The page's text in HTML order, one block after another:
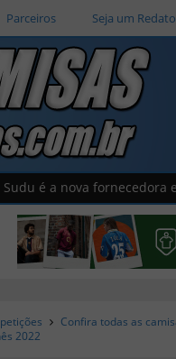
Parceiros Seja um
nova fornecedora esportiva
Confira todas as
2022